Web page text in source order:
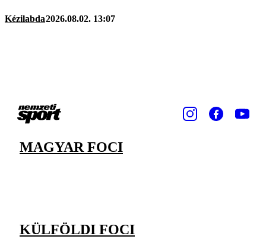
Kézilabda2026.08.02. 13:07
MAGYAR FOCI
KÜLFÖLDI FOCI